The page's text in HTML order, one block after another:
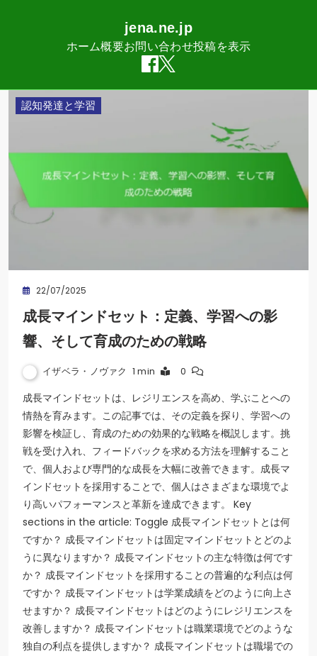
jena.ne.jp
ホーム概要お問い合わせ投稿を表示
Skip
認知発達と学習
22/07/2025
成長マインドセット：定義、学習への影
響、そして育成のための戦略
イザベラ・ノヴァク 1 min 0
成長マインドセットは、レジリエンスを高め、学ぶことへの
情熱を育みます。この記事では、その定義を探り、学習への
影響を検証し、育成のための効果的な戦略を概説します。挑
戦を受け入れ、フィードバックを求める方法を理解すること
で、個人および専門的な成長を大幅に改善できます。成長マ
インドセットを採用することで、個人はさまざまな環境でよ
り高いパフォーマンスと革新を達成できます。 Key
sections in the article: Toggle 成長マインドセットとは何
ですか？ 成長マインドセットは固定マインドセットとどのよ
うに異なりますか？ 成長マインドセットの主な特徴は何です
か？ 成長マインドセットを採用することの普遍的な利点は何
ですか？ 成長マインドセットは学業成績をどのように向上さ
せますか？ 成長マインドセットはどのようにレジリエンスを
改善しますか？ 成長マインドセットは職業環境でどのような
独自の利点を提供しますか？ 成長マインドセットは職場での